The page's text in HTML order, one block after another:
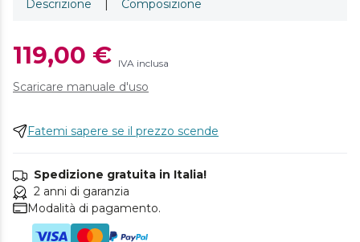
Descrizione Composizione
119,00 € IVA inclusa
Scaricare manuale d'uso
Fatemi sapere se il prezzo scende
Spedizione gratuita in Italia!
2 anni di garanzia
Modalità di pagamento.